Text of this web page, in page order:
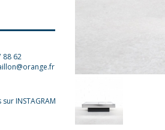
88 62
INSTAGRAM